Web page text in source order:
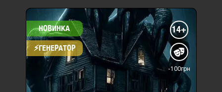
НОВИНКА
⚡​ГЕНЕРАТОР
14+
-100грн